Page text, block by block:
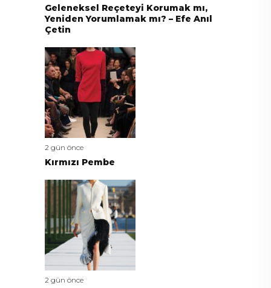
Geleneksel Reçeteyi Korumak mı,
Yeniden Yorumlamak mı? – Efe Anıl
Çetin
2 gün önce
Kırmızı Pembe
2 gün önce